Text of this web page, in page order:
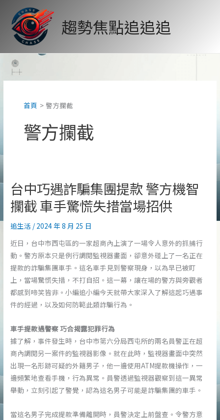
內
趨勢焦點追追追
首頁 警方攔截
警方攔截
台中巧遇詐騙集團提款 警方機智
攔截 車手驚慌失措當場招供
追生活 / 2024 年 8 月 25 日
近日，台中市西屯區的一家超商內上演了一場令人意外的抓捕行
動。警方原本只是例行調閱監視器畫面，卻意外碰上了一名正在
提款的詐騙集團車手。這名車手見到警察現身，以為早已被盯
上，當場驚慌失措，不打自招。這一幕，讓在場的警方與旁觀者
都感到啼笑皆非。小編追小編今天就帶大家深入了解這起巧遇事
件的經過，以及如何防範此類詐騙行為。
車手提款遇警察 巧合揭露犯罪行為
據了解，事件發生時，台中市第六分局西屯所的兩名員警正在超
商內調閱另一案件的監視器影像。就在此時，監視器畫面中突然
出現一名形跡可疑的外籍男子，他一邊使用ATM提款機操作，一
邊頻繁地查看手機，行為異常。員警透過監視器觀察到這一異常
舉動，立刻引起了警覺，認為這名男子可能是詐騙集團的車手。
當這名男子完成提款準備離開時，員警決定上前盤查。令警方意